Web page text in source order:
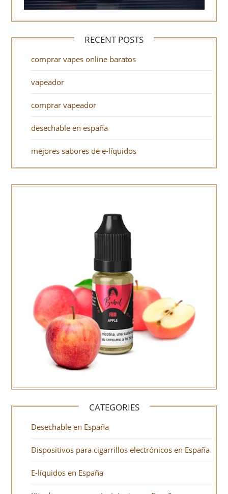
RECENT POSTS
comprar vapes online baratos
vapeador
comprar vapeador
desechable en españa
mejores sabores de e-líquidos
CATEGORIES
Desechable en España
Dispositivos para cigarrillos electrónicos en España
E-líquidos en España